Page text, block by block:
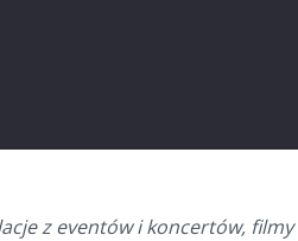
z eventów i koncertów,